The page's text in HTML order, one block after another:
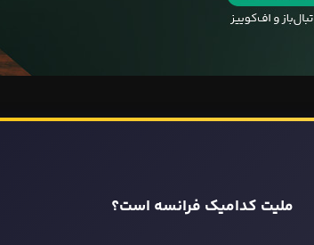
ملیت کدامیک فرانسه است؟